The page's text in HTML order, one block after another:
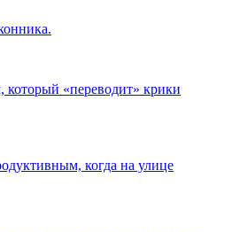
«переводит» крики
когда на улице